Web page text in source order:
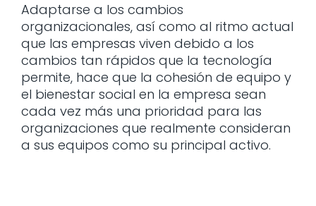
Adaptarse a los cambios
organizacionales, así como al ritmo actual
que las empresas viven debido a los
cambios tan rápidos que la tecnología
permite, hace que la cohesión de equipo y
el bienestar social en la empresa sean
cada vez más una prioridad para las
organizaciones que realmente consideran
a sus equipos como su principal activo.